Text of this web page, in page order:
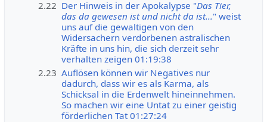
2.22 Der Hinweis in der Apokalypse "Das Tier,
das da gewesen ist und nicht da ist..." weist
uns auf die gewaltigen von den
Widersachern verdorbenen astralischen
Kräfte in uns hin, die sich derzeit sehr
verhalten zeigen 01:19:38
2.23 Auflösen können wir Negatives nur
dadurch, dass wir es als Karma, als
Schicksal in die Erdenwelt hineinnehmen.
So machen wir eine Untat zu einer geistig
förderlichen Tat 01:27:24